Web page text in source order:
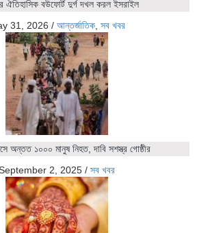
ঐতিহাসিক বউফোর্ট দুর্গ দখল করল ইসরাইল
31, 2026 / আন্তর্জাতিক, সব খবর
অন্তত ১০০০ মানুষ নিহত, দাবি সশস্ত্র গোষ্ঠীর
2, 2025 / সব খবর